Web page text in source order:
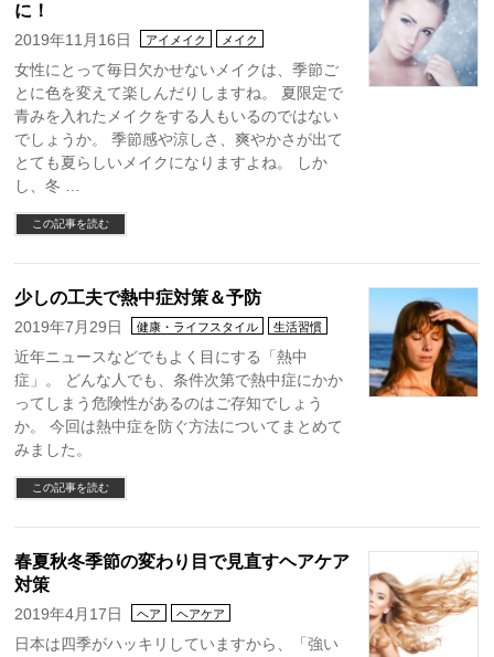
に！
2019年11月16日 アイメイク メイク
女性にとって毎日欠かせないメイクは、季節ご
とに色を変えて楽しんだりしますね。 夏限定で
青みを入れたメイクをする人もいるのではない
でしょうか。 季節感や涼しさ、爽やかさが出て
とても夏らしいメイクになりますよね。 しか
し、冬 …
この記事を読む
少しの工夫で熱中症対策＆予防
2019年7月29日 健康・ライフスタイル 生活習慣
近年ニュースなどでもよく目にする「熱中
症」。 どんな人でも、条件次第で熱中症にかか
ってしまう危険性があるのはご存知でしょう
か。 今回は熱中症を防ぐ方法についてまとめて
みました。
この記事を読む
春夏秋冬季節の変わり目で見直すヘアケア
対策
2019年4月17日 ヘア ヘアケア
日本は四季がハッキリしていますから、「強い